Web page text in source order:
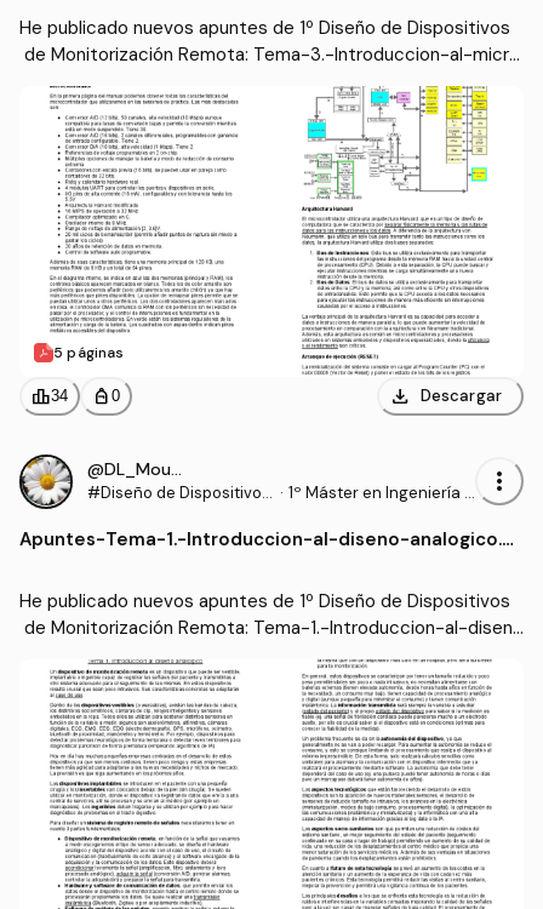
He publicado nuevos apuntes de 1º Diseño de Dispositivos
de Monitorización Remota: Tema-3.-Introduccion-al-micro
controlador.pdf
5 páginas
leaderboard34 personal_bag 0 download Descargar
@DL_Moura
#Diseño de Dispositivos
ta
· 1º Máster en Ingeniería B
more_vert
Apuntes-Tema-1.-Introduccion-al-diseno-analogico.p
He publicado nuevos apuntes de 1º Diseño de Dispositivos
de Monitorización Remota: Tema-1.-Introduccion-al-diseno
-analogico.pdf